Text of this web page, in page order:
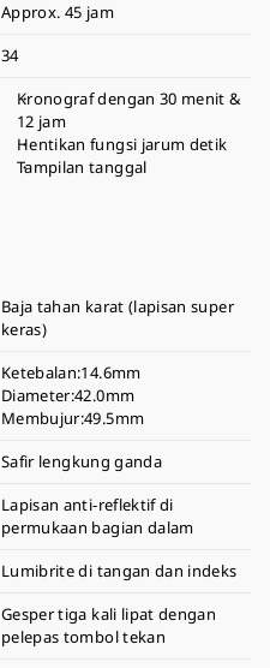
Approx. 45 jam
34
Kronograf dengan 30 menit &
12 jam
Hentikan fungsi jarum detik
Tampilan tanggal
Baja tahan karat (lapisan super
keras)
Ketebalan:14.6mm
Diameter:42.0mm
Membujur:49.5mm
Safir lengkung ganda
Lapisan anti-reflektif di
permukaan bagian dalam
Lumibrite di tangan dan indeks
Gesper tiga kali lipat dengan
pelepas tombol tekan